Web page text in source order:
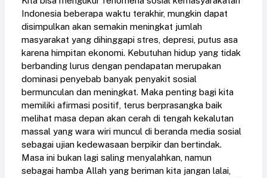
Indonesia beberapa waktu terakhir, mungkin dapat
disimpulkan akan semakin meningkat jumlah
masyarakat yang dihinggapi stres, depresi, putus asa
karena himpitan ekonomi. Kebutuhan hidup yang tidak
berbanding lurus dengan pendapatan merupakan
dominasi penyebab banyak penyakit sosial
bermunculan dan meningkat. Maka penting bagi kita
memiliki afirmasi positif, terus berprasangka baik
melihat masa depan akan cerah di tengah kekalutan
massal yang wara wiri muncul di beranda media sosial
sebagai ujian kedewasaan berpikir dan bertindak.
Masa ini bukan lagi saling menyalahkan, namun
sebagai hamba Allah yang beriman kita jangan lalai,